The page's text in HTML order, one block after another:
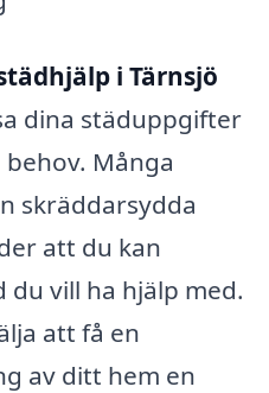
i Tärnsjö
dina städuppgifter
Många
skräddarsydda
att du kan
du vill ha hjälp med.
att få en
av ditt hem en